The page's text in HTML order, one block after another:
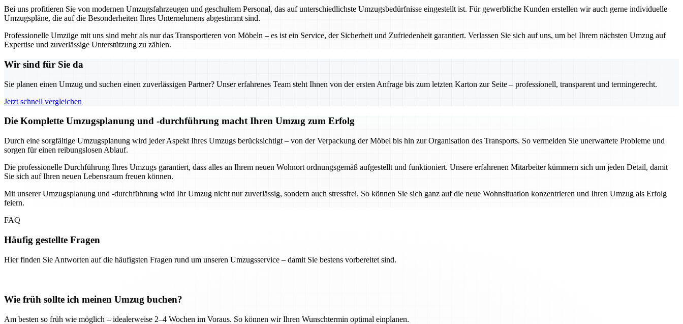
Bei uns profitieren Sie von modernen Umzugsfahrzeugen und geschultem Personal, das auf unterschiedlichste Umzugsbedürfnisse eingestellt ist. Für gewerbliche Kunden erstellen wir auch gerne individuelle
Umzugspläne, die auf die Besonderheiten Ihres Unternehmens abgestimmt sind.
Professionelle Umzüge mit uns sind mehr als nur das Transportieren von Möbeln – es ist ein Service, der Sicherheit und Zufriedenheit garantiert. Verlassen Sie sich auf uns, um bei Ihrem nächsten Umzug auf
Expertise und zuverlässige Unterstützung zu zählen.
Wir sind für Sie da
Sie planen einen Umzug und suchen einen zuverlässigen Partner? Unser erfahrenes Team steht Ihnen von der ersten Anfrage bis zum letzten Karton zur Seite – professionell, transparent und termingerecht.
Jetzt schnell vergleichen
Die Komplette Umzugsplanung und -durchführung macht Ihren Umzug zum Erfolg
Durch eine sorgfältige Umzugsplanung wird jeder Aspekt Ihres Umzugs berücksichtigt – von der Verpackung der Möbel bis hin zur Organisation des Transports. So vermeiden Sie unerwartete Probleme und
sorgen für einen reibungslosen Ablauf.
Die professionelle Durchführung Ihres Umzugs garantiert, dass alles an Ihrem neuen Wohnort ordnungsgemäß aufgestellt und funktioniert. Unsere erfahrenen Mitarbeiter kümmern sich um jeden Detail, damit
Sie sich auf Ihren neuen Lebensraum freuen können.
Mit unserer Umzugsplanung und -durchführung wird Ihr Umzug nicht nur zuverlässig, sondern auch stressfrei. So können Sie sich ganz auf die neue Wohnsituation konzentrieren und Ihren Umzug als Erfolg
feiern.
FAQ
Häufig gestellte Fragen
Hier finden Sie Antworten auf die häufigsten Fragen rund um unseren Umzugsservice – damit Sie bestens vorbereitet sind.
Wie früh sollte ich meinen Umzug buchen?
Am besten so früh wie möglich – idealerweise 2–4 Wochen im Voraus. So können wir Ihren Wunschtermin optimal einplanen.